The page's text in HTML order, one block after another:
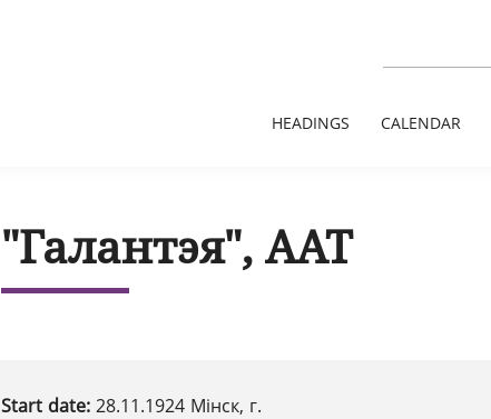
HEADINGS CALENDAR
"Галантэя", ААТ
Start date: 28.11.1924 Мінск, г.